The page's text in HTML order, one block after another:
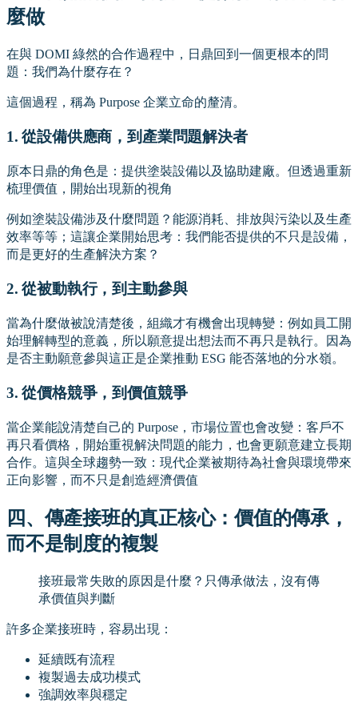
麼做
在與 DOMI 綠然的合作過程中，日鼎回到一個更根本的問
題：我們為什麼存在？
這個過程，稱為 Purpose 企業立命的釐清。
1. 從設備供應商，到產業問題解決者
原本日鼎的角色是：提供塗裝設備以及協助建廠。但透過重新
梳理價值，開始出現新的視角
例如塗裝設備涉及什麼問題？能源消耗、排放與污染以及生產
效率等等；這讓企業開始思考：我們能否提供的不只是設備，
而是更好的生產解決方案？
2. 從被動執行，到主動參與
當為什麼做被說清楚後，組織才有機會出現轉變：例如員工開
始理解轉型的意義，所以願意提出想法而不再只是執行。因為
是否主動願意參與這正是企業推動 ESG 能否落地的分水嶺。
3. 從價格競爭，到價值競爭
當企業能說清楚自己的 Purpose，市場位置也會改變：客戶不
再只看價格，開始重視解決問題的能力，也會更願意建立長期
合作。這與全球趨勢一致：現代企業被期待為社會與環境帶來
正向影響，而不只是創造經濟價值
四、傳產接班的真正核心：價值的傳承，
而不是制度的複製
接班最常失敗的原因是什麼？只傳承做法，沒有傳
承價值與判斷
許多企業接班時，容易出現：
延續既有流程
複製過去成功模式
強調效率與穩定